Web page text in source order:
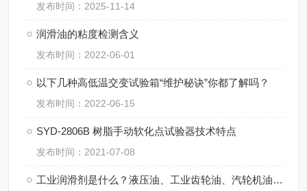
发布时间：2025-11-14
润滑油的粘度检测含义
发布时间：2022-06-01
以下几种高低温交变试验箱“维护秘诀”你都了解吗？
发布时间：2022-06-15
SYD-2806B 树脂手动软化点试验器技术特点
发布时间：2021-07-08
工业润滑剂是什么？液压油、工业齿轮油、汽轮机油和润滑脂？